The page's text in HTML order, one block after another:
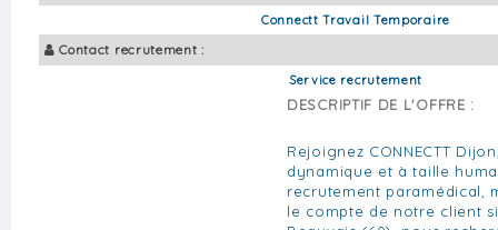
Connectt Travail Temporaire
Contact recrutement :
Service recrutement
DESCRIPTIF DE L'OFFRE :
Rejoignez CONNECTT
dynamique et à taille
recrutement paramédical,
le compte de notre client